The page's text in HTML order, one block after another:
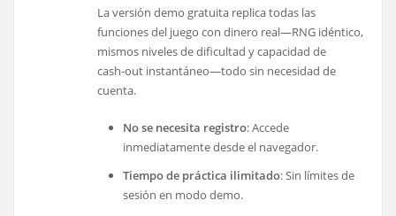
La versión demo gratuita replica todas las
funciones del juego con dinero real—RNG idéntico,
mismos niveles de dificultad y capacidad de
cash‑out instantáneo—todo sin necesidad de
cuenta.
No se necesita registro: Accede
inmediatamente desde el navegador.
Tiempo de práctica ilimitado: Sin límites de
sesión en modo demo.